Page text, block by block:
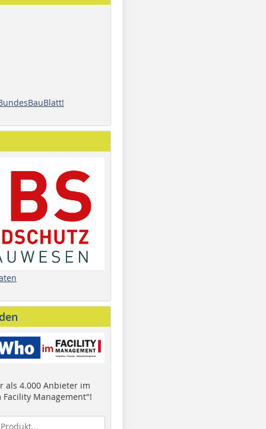
als 4.000 Anbieter im
Facility Management"!